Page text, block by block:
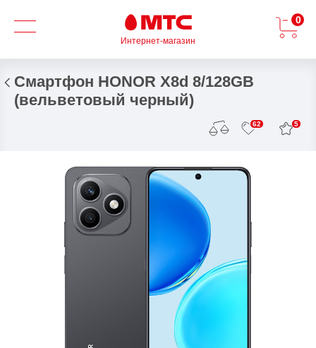
Интернет-магазин
0
Смартфон HONOR X8d 8/128GB
(вельветовый черный)
62 5